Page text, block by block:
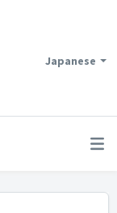
Japanese